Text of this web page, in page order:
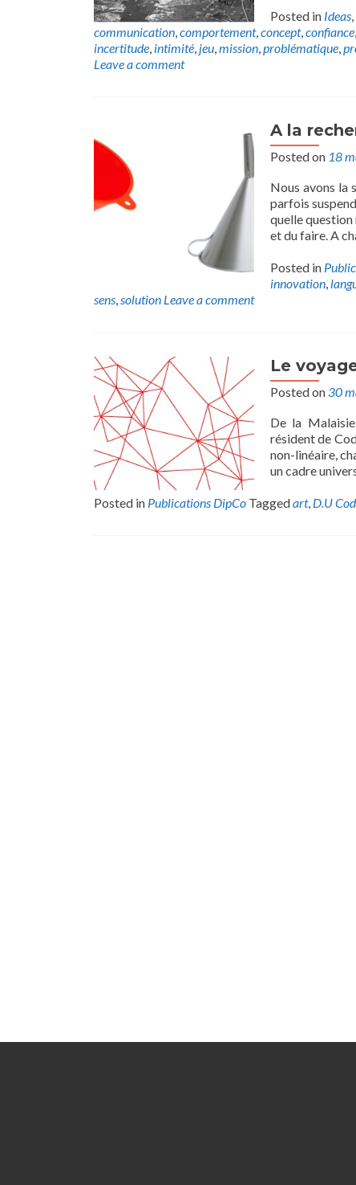
Posted in Ideas,
communication,comportement,concept,confiance,
incertitude, intimité, jeu,mission,problématique,
Leave a comment
A la
Posted on 18
Nous avons la
parfois
quelle
et du faire. A
Posted in
innovation,
sens,solution Leave a comment
Le
Posted on 30
De la
résident de
non-linéaire,
un cadre
Posted in Publications DipCo Taggedart, D.U